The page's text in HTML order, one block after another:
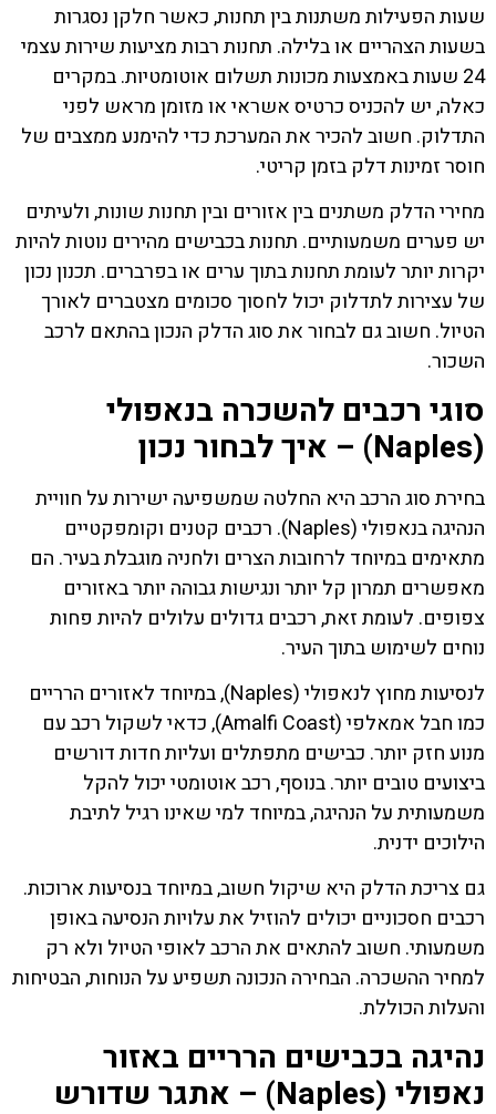
שעות הפעילות משתנות בין תחנות, כאשר חלקן נסגרות
בשעות הצהריים או בלילה. תחנות רבות מציעות שירות עצמי
24 שעות באמצעות מכונות תשלום אוטומטיות. במקרים
כאלה, יש להכניס כרטיס אשראי או מזומן מראש לפני
התדלוק. חשוב להכיר את המערכת כדי להימנע ממצבים של
חוסר זמינות דלק בזמן קריטי.
מחירי הדלק משתנים בין אזורים ובין תחנות שונות, ולעיתים
יש פערים משמעותיים. תחנות בכבישים מהירים נוטות להיות
יקרות יותר לעומת תחנות בתוך ערים או בפרברים. תכנון נכון
של עצירות לתדלוק יכול לחסוך סכומים מצטברים לאורך
הטיול. חשוב גם לבחור את סוג הדלק הנכון בהתאם לרכב
השכור.
סוגי רכבים להשכרה בנאפולי
(Naples) – איך לבחור נכון
בחירת סוג הרכב היא החלטה שמשפיעה ישירות על חוויית
הנהיגה בנאפולי (Naples). רכבים קטנים וקומפקטיים
מתאימים במיוחד לרחובות הצרים ולחניה מוגבלת בעיר. הם
מאפשרים תמרון קל יותר ונגישות גבוהה יותר באזורים
צפופים. לעומת זאת, רכבים גדולים עלולים להיות פחות
נוחים לשימוש בתוך העיר.
לנסיעות מחוץ לנאפולי (Naples), במיוחד לאזורים הרריים
כמו חבל אמאלפי (Amalfi Coast), כדאי לשקול רכב עם
מנוע חזק יותר. כבישים מתפתלים ועליות חדות דורשים
ביצועים טובים יותר. בנוסף, רכב אוטומטי יכול להקל
משמעותית על הנהיגה, במיוחד למי שאינו רגיל לתיבת
הילוכים ידנית.
גם צריכת הדלק היא שיקול חשוב, במיוחד בנסיעות ארוכות.
רכבים חסכוניים יכולים להוזיל את עלויות הנסיעה באופן
משמעותי. חשוב להתאים את הרכב לאופי הטיול ולא רק
למחיר ההשכרה. הבחירה הנכונה תשפיע על הנוחות, הבטיחות
והעלות הכוללת.
נהיגה בכבישים הרריים באזור
נאפולי (Naples) – אתגר שדורש